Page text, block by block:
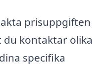
prisuppgiften
kontaktar olika
specifika